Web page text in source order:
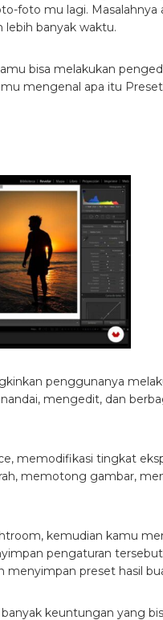
foto mu lagi. Masalahnya
lebih banyak waktu.
bisa melakukan
mengenal apa itu
penggunanya
mengedit, dan
memodifikasi tingkat
memotong gambar,
kemudian kamu
pengaturan
preset hasil
keuntungan yang